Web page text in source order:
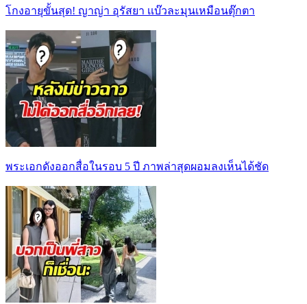
โกงอายุขั้นสุด! ญาญ่า อุรัสยา เเบ๊วละมุนเหมือนตุ๊กตา
พระเอกดังออกสื่อในรอบ 5 ปี ภาพล่าสุดผอมลงเห็นได้ชัด